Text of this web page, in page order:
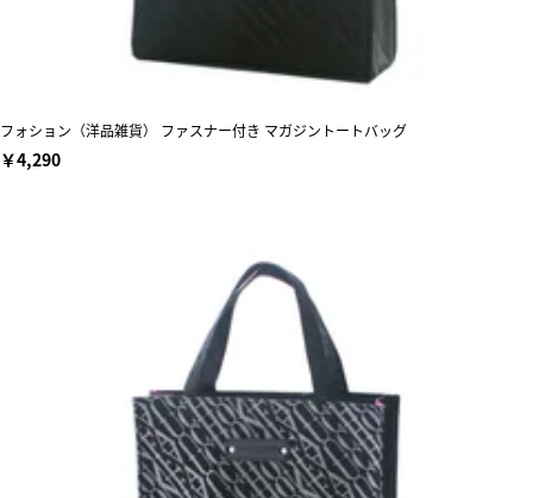
フォション（洋品雑貨） ファスナー付き マガジントートバッグ
￥4,290